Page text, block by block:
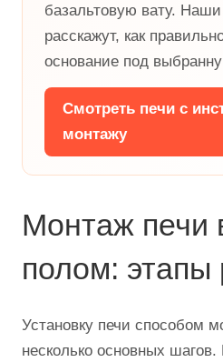
базальтовую вату.
расскажут, как
основание под
Смотреть печи с
монтажу
Монтаж печи
полом: этапы
Установку печи способом
несколько основных